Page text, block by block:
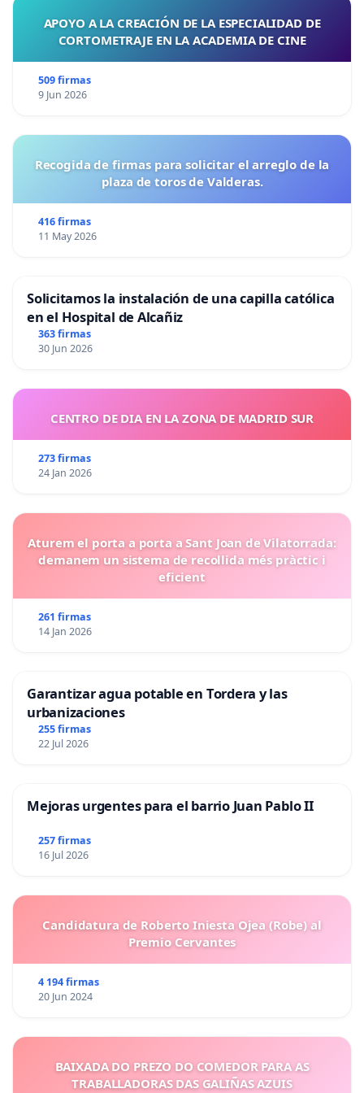
APOYO A LA CREACIÓN DE LA ESPECIALIDAD DE
CORTOMETRAJE EN LA ACADEMIA DE CINE
509 firmas
9 Jun 2026
Recogida de firmas para solicitar el arreglo de la
plaza de toros de Valderas.
416 firmas
11 May 2026
Solicitamos la instalación de una capilla católica
en el Hospital de Alcañiz
363 firmas
30 Jun 2026
CENTRO DE DIA EN LA ZONA DE MADRID SUR
273 firmas
24 Jan 2026
Aturem el porta a porta a Sant Joan de Vilatorrada:
demanem un sistema de recollida més pràctic i
eficient
261 firmas
14 Jan 2026
Garantizar agua potable en Tordera y las
urbanizaciones
255 firmas
22 Jul 2026
Mejoras urgentes para el barrio Juan Pablo II
257 firmas
16 Jul 2026
Candidatura de Roberto Iniesta Ojea (Robe) al
Premio Cervantes
4 194 firmas
20 Jun 2024
BAIXADA DO PREZO DO COMEDOR PARA AS
TRABALLADORAS DAS GALIÑAS AZUIS